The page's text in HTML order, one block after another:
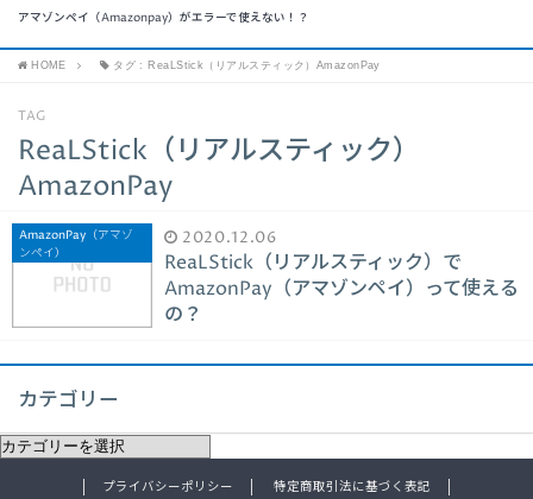
アマゾンペイ（Amazonpay）がエラーで使えない！？
HOME タグ : ReaLStick（リアルスティック）AmazonPay
TAG
ReaLStick（リアルスティック）
AmazonPay
AmazonPay（アマゾ
ンペイ）
2020.12.06
ReaLStick（リアルスティック）で
AmazonPay（アマゾンペイ）って使える
の？
カテゴリー
プライバシーポリシー
特定商取引法に基づく表記